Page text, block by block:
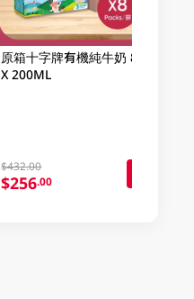
原箱十字牌有機純牛奶 8 X 3
X 200ML
$432.00
$256.00